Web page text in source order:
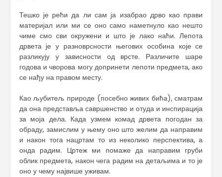
Тешко је рећи да ли сам ја изабрао дрво као прави
материјал или ми се оно само наметнуло као нешто
чиме смо сви окружени и што је лако наћи. Лепота
дрвета је у разноврсности његових особина које се
разликују у зависности од врсте. Различите шаре
годова и чворова могу допринети лепоти предмета, ако
се нађу на правом месту.
Као љубитељ природе (посебно живих бића), сматрам
да она представља савршенство и отуда и инспирација
за моја дела. Када узмем комад дрвета погодан за
обраду, замислим у њему оно што желим да направим
и након тога нацртам то из неколико перспектива, а
онда радим. Цртеж ми помаже да направим груби
облик предмета, након чега радим на детаљима и то је
оно у чему највише уживам.